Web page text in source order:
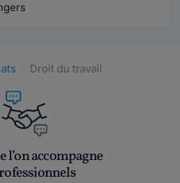
Droit du travail
l’on accompagne